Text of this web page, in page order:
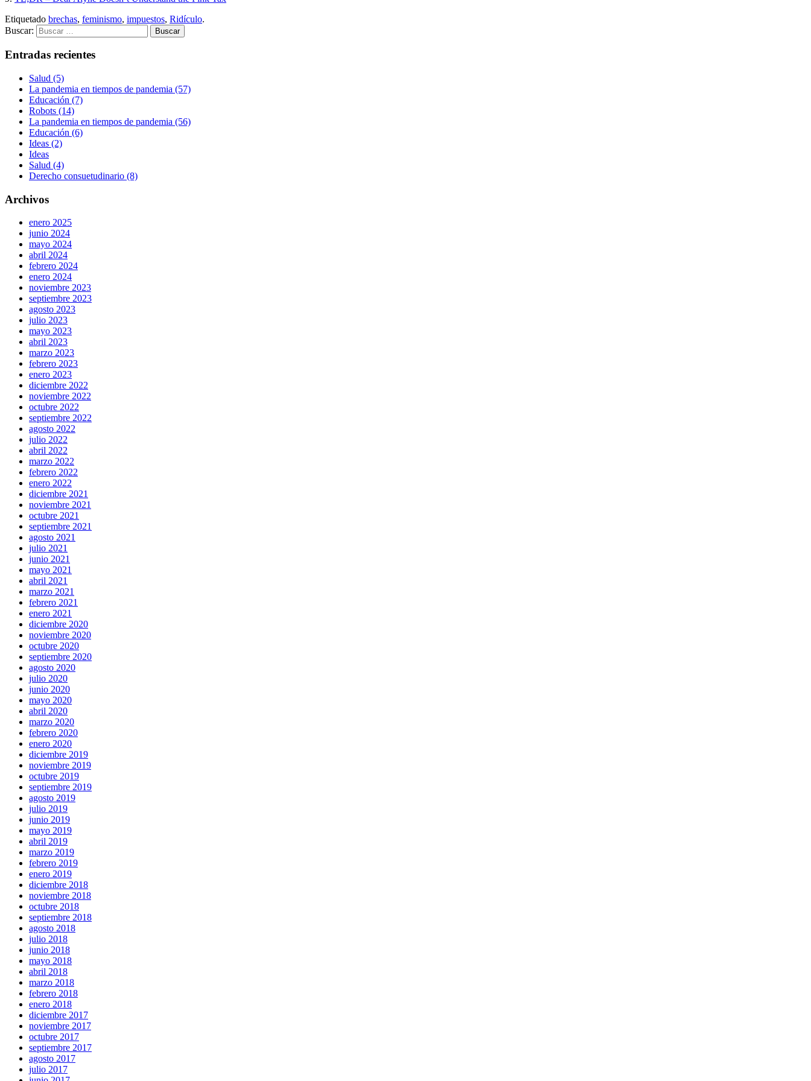
Etiquetado brechas, feminismo, impuestos, Ridículo.
Buscar:
Entradas recientes
Salud (5)
La pandemia en tiempos de pandemia (57)
Educación (7)
Robots (14)
La pandemia en tiempos de pandemia (56)
Educación (6)
Ideas (2)
Ideas
Salud (4)
Derecho consuetudinario (8)
Archivos
enero 2025
junio 2024
mayo 2024
abril 2024
febrero 2024
enero 2024
noviembre 2023
septiembre 2023
agosto 2023
julio 2023
mayo 2023
abril 2023
marzo 2023
febrero 2023
enero 2023
diciembre 2022
noviembre 2022
octubre 2022
septiembre 2022
agosto 2022
julio 2022
abril 2022
marzo 2022
febrero 2022
enero 2022
diciembre 2021
noviembre 2021
octubre 2021
septiembre 2021
agosto 2021
julio 2021
junio 2021
mayo 2021
abril 2021
marzo 2021
febrero 2021
enero 2021
diciembre 2020
noviembre 2020
octubre 2020
septiembre 2020
agosto 2020
julio 2020
junio 2020
mayo 2020
abril 2020
marzo 2020
febrero 2020
enero 2020
diciembre 2019
noviembre 2019
octubre 2019
septiembre 2019
agosto 2019
julio 2019
junio 2019
mayo 2019
abril 2019
marzo 2019
febrero 2019
enero 2019
diciembre 2018
noviembre 2018
octubre 2018
septiembre 2018
agosto 2018
julio 2018
junio 2018
mayo 2018
abril 2018
marzo 2018
febrero 2018
enero 2018
diciembre 2017
noviembre 2017
octubre 2017
septiembre 2017
agosto 2017
julio 2017